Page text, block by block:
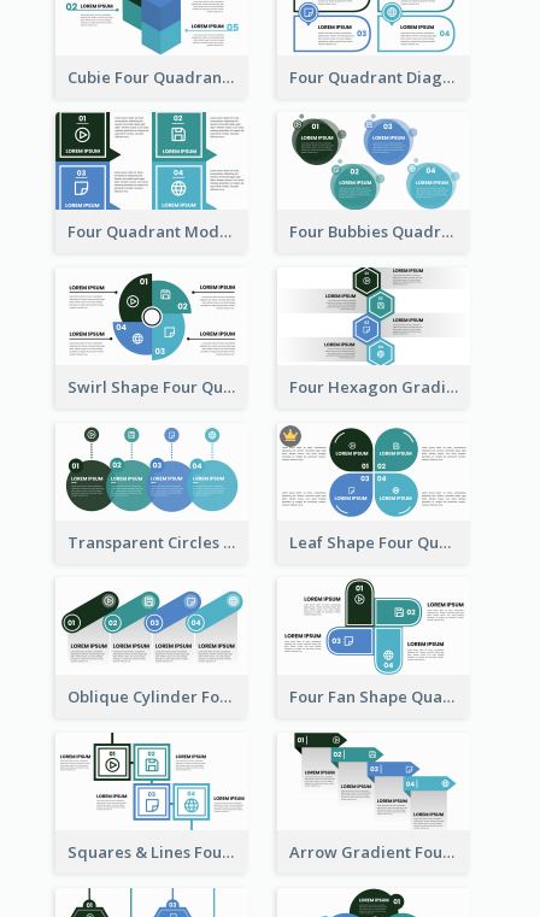
Cubie Four Quadrant Model Four Quadrant Diagram Grid
Four Quadrant Model With Squares Four Bubbies Quadrant Model
Swirl Shape Four Quadrant Model Four Hexagon Gradient Quadrant Model
Transparent Circles Four Quadrant Model Leaf Shape Four Quadrant Model
Oblique Cylinder Four Quadrant Model Four Fan Shape Quadrant Model
Squares & Lines Four Quadrant Model Arrow Gradient Four Quadrant Model